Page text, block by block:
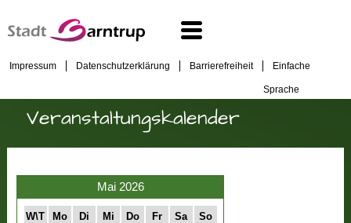
Impressum Datenschutzerklärung Barrierefreiheit Einfache
Sprache
Veranstaltungskalender
Mai 2026
W\T Mo Di Mi Do Fr Sa So